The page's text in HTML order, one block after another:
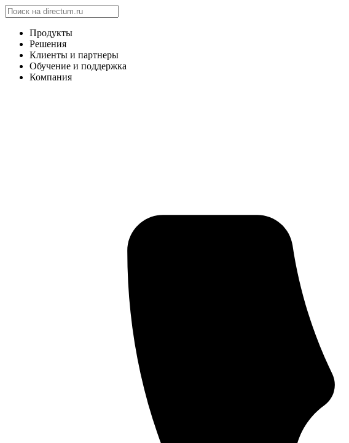
Продукты
Решения
Клиенты и партнеры
Обучение и поддержка
Компания